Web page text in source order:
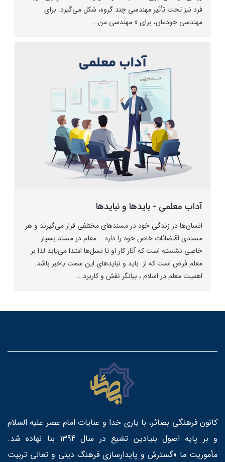
فرد نیز تحت تأثیر مهندسی چند گروه، شکل می‌گیرد. برای
مهندسی خودمان،‌ برای « مهندسی من...
آداب معلمی - بایدها و نبایدها
انسان‌ها در زندگی خود در مسندهای مختلفی قرار می‌گیرند و هر
مسندی اقتضائات خاص خود را دارد. معلم در مسند بسیار
خاصی نشسته است که آثار کار او تا نسل‌ها امتدا می‌یابد لذا بر
معلم فرض است که از باید و نبایدهای این سمت باخبر باشد.
اهمیت معلم در اسلام ، بیانگر نقش و کاربرد...
کانون فرهنگی بصائر، با یاری خدا و عنایات امام عصر علیه السلام
و بر پایه اصول بنیادین تشیع در سال 1394 بنا نهاده شد.
مأموریت ما «گسترش و پایدارسازی فرهنگ دینی و تعالی تربیت